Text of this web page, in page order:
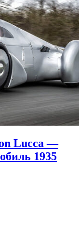
Lucca —
1935